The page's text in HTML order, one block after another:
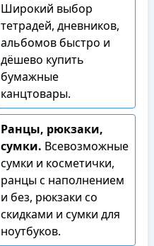
Широкий выбор
тетрадей, дневников,
альбомов быстро и
дёшево купить
бумажные
канцтовары.
Ранцы, рюкзаки,
сумки. Всевозможные
сумки и косметички,
ранцы с наполнением
и без, рюкзаки со
скидками и сумки для
ноутбуков.